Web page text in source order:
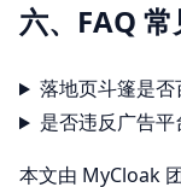
六、FAQ
落地页斗篷是否
是否违反广告平
本文由 MyCloak